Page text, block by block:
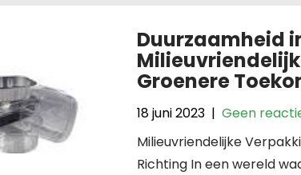
Duurzaamheid
Groenere
18 juni 2023 |Geen
Milieuvriendelijke
Richting In een wereld